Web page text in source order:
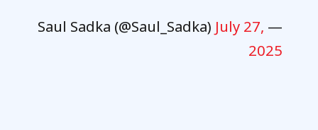
— Saul Sadka (@Saul_Sadka)
July 27,
2025